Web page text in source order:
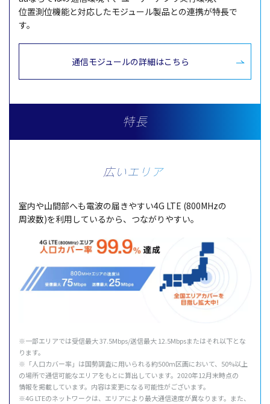
位置測位機能と対応したモジュール製品との連携が特長で
す。
通信モジュールの詳細はこちら
特長
広いエリア
室内や山間部へも電波の届きやすい4G LTE (800MHzの
周波数)を利用 しているから、つながりやすい。
※一部エリアでは受信最大37.5Mbps/送信最大12.5Mbpsまたはそれ以下とな
ります。
※「人口カバー率」は国勢調査に用いられる約500m区画において、50%以上
の場所で通信可能なエリアをもとに算出 しています。2020年12月末時点の
情報を掲載しています。 内容は変更になる可能性がございます。
※4G LTEのネットワークは、 エリアにより最大通信速度が異なります。また、